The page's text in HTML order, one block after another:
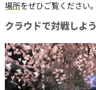
場所をぜひご覧ください。
クラウドで対戦しよう